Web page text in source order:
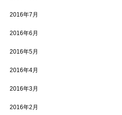
2016年7月
2016年6月
2016年5月
2016年4月
2016年3月
2016年2月